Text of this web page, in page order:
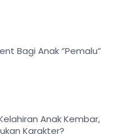
Bagi Anak “Pemalu”
Anak Kembar,
Karakter?